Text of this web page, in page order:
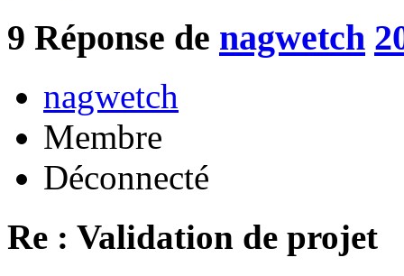
9 Réponse de nagwetch
nagwetch
Membre
Déconnecté
Re : Validation de projet